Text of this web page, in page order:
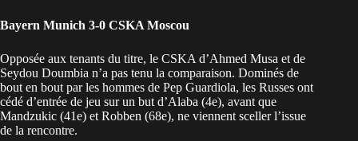
Bayern Munich 3-0 CSKA Moscou
Opposée aux tenants du titre, le CSKA d’Ahmed Musa et de
Seydou Doumbia n’a pas tenu la comparaison. Dominés de
bout en bout par les hommes de Pep Guardiola, les Russes ont
cédé d’entrée de jeu sur un but d’Alaba (4e), avant que
Mandzukic (41e) et Robben (68e), ne viennent sceller l’issue
de la rencontre.